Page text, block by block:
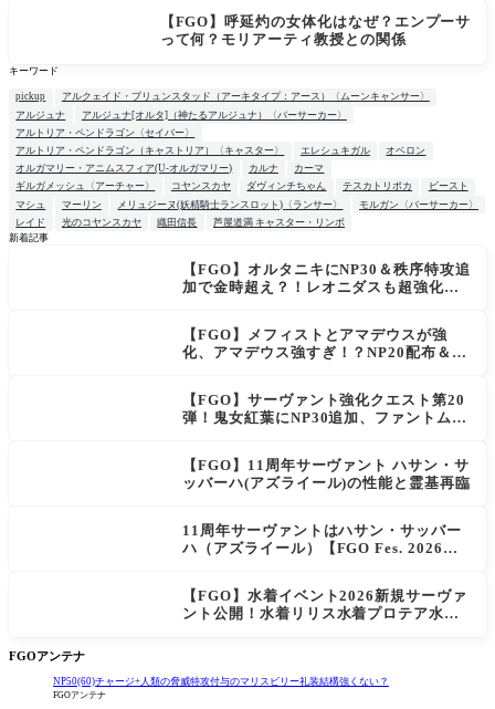
場
【FGO】呼延灼の女体化はなぜ？エンプーサ
って何？モリアーティ教授との関係
キーワード
pickup
アルクェイド・ブリュンスタッド（アーキタイプ：アース）〈ムーンキャンサー〉
アルジュナ
アルジュナ[オルタ]（神たるアルジュナ）〈バーサーカー〉
アルトリア・ペンドラゴン〈セイバー〉
アルトリア・ペンドラゴン（キャストリア）〈キャスター〉
エレシュキガル
オベロン
オルガマリー・アニムスフィア(U-オルガマリー)
カルナ
カーマ
ギルガメッシュ〈アーチャー〉
コヤンスカヤ ダヴィンチちゃん テスカトリポカ
ビースト
マシュ
マーリン メリュジーヌ(妖精騎士ランスロット)〈ランサー〉
モルガン〈バーサーカー〉
レイド
光のコヤンスカヤ 織田信長
芦屋道満 キャスター・リンボ
新着記事
【FGO】オルタニキにNP30＆秩序特攻追
加で金時超え？！レオニダスも超強化で
【FGO】メフィストとアマデウスが強
化、アマデウス強すぎ！？NP20配布＆Ar
【FGO】サーヴァント強化クエスト第20
弾！鬼女紅葉にNP30追加、ファントムも
【FGO】11周年サーヴァント ハサン・サ
ッバーハ(アズライール)の性能と霊基再臨
11周年サーヴァントはハサン・サッバー
ハ（アズライール）【FGO Fes. 2026】
【FGO】水着イベント2026新規サーヴァ
ント公開！水着リリス水着プロテア水着
FGOアンテナ
NP50(60)チャージ+人類の脅威特攻付与のマリスビリー礼装結構強くない？
FGOアンテナ